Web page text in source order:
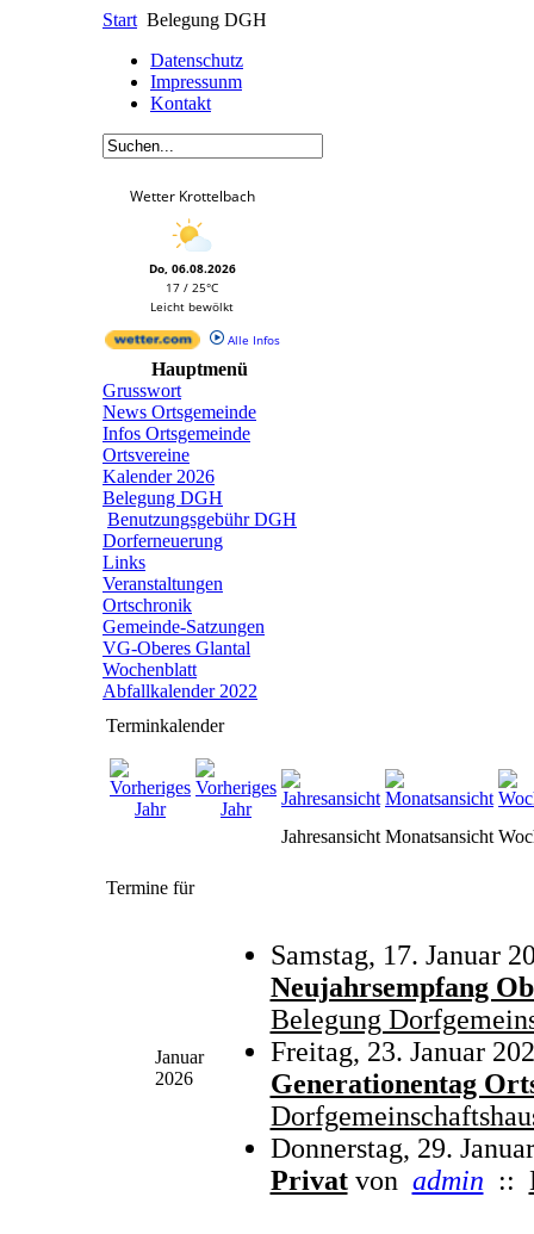
Start Belegung DGH
Datenschutz
Impressunm
Kontakt
Wetter Krottelbach
Do, 06.08.2026
17 / 25°C
Leicht bewölkt
Alle Infos
Hauptmenü
Grusswort
News Ortsgemeinde
Infos Ortsgemeinde
Ortsvereine
Kalender 2026
Belegung DGH
Benutzungsgebühr DGH
Dorferneuerung
Links
Veranstaltungen
Ortschronik
Gemeinde-Satzungen
VG-Oberes Glantal
Wochenblatt
Abfallkalender 2022
Terminkalender
Jahresansicht Monatsansicht
Termine für
Januar
2026
Samstag, 17. Januar
Neujahrsempfang
Belegung
Freitag, 23. Januar
Generationentag
Donnerstag, 29.
Privatvon admin ::